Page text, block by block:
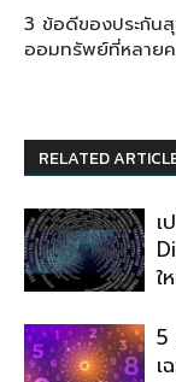
3 ข้อดีของประกัน
ออมทรัพย์ที่หลาย
RELATED
เ
ใ
5
เ